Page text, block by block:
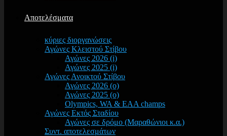
Αποτελέσματα
κύριες διοργανώσεις
Αγώνες Κλειστού Στίβου
Αγώνες 2026 (i)
Αγώνες 2025 (i)
Αγώνες Ανοικτού Στίβου
Αγώνες 2026 (o)
Αγώνες 2025 (o)
Olympics, WA & EAA champs
Αγώνες Εκτός Σταδίου
Αγώνες σε δρόμο (Μαραθώνιοι κ.α.)
Συντ. αποτελεσμάτων